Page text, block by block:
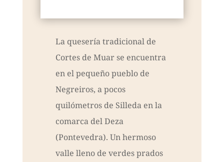
La quesería tradicional de
Cortes de Muar se encuentra
en el pequeño pueblo de
Negreiros, a pocos
quilómetros de Silleda en la
comarca del Deza
(Pontevedra). Un hermoso
valle lleno de verdes prados